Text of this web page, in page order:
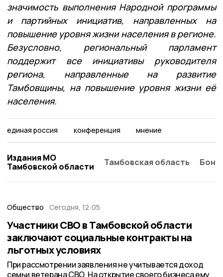
значимость выполнения Народной программы
и партийных инициатив, направленных на
повышение уровня жизни населения в регионе.
Безусловно, региональный парламент
поддержит все инициативы руководителя
региона, направленные на развитие
Тамбовщины, на повышение уровня жизни её
населения.
единая россия конференция мнение
Издания МО
Тамбовской области
Тамбовская область
Общество Сегодня, 12:05
Участники СВО в Тамбовской области
заключают социальные контракты на
льготных условиях
При рассмотрении заявления не учитывается доход
семьи ветерана СВО. На открытие своего бизнеса ему